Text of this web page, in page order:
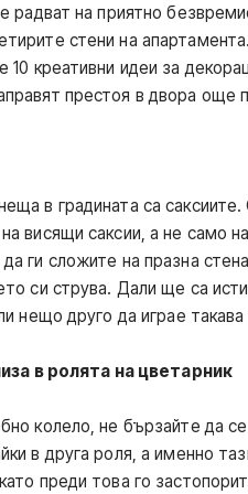
радват на приятно
стени на
креативни идеи за
престоя в двора още
в градината са
висящи саксии, а не само
ги сложите на празна
си струва. Дали ще са
нещо друго да играе
в ролята на цветарник
колело, не бързайте да
в друга роля, а именно
преди това го